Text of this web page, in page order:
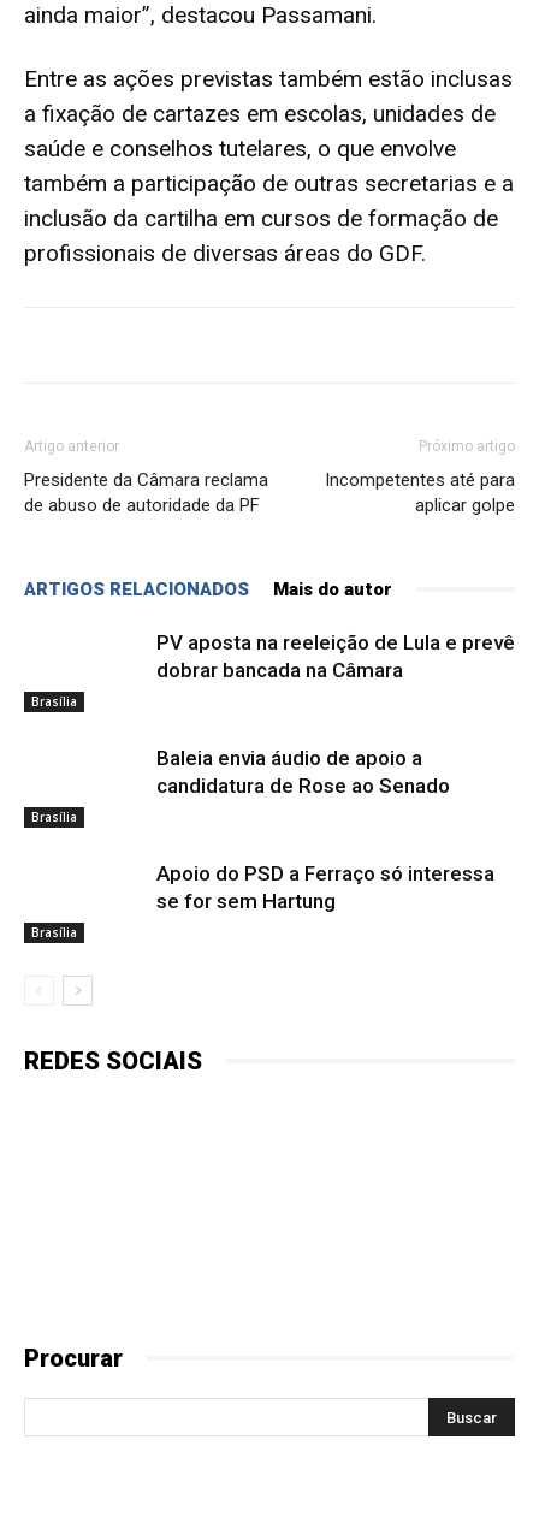
ainda maior”, destacou Passamani.
Entre as ações previstas também estão inclusas
a fixação de cartazes em escolas, unidades de
saúde e conselhos tutelares, o que envolve
também a participação de outras secretarias e a
inclusão da cartilha em cursos de formação de
profissionais de diversas áreas do GDF.
Artigo anterior
Presidente da Câmara reclama
de abuso de autoridade da PF
Próximo artigo
Incompetentes até para
aplicar golpe
ARTIGOS RELACIONADOS Mais do autor
Brasília
PV aposta na reeleição de Lula e prevê
dobrar bancada na Câmara
Brasília
Baleia envia áudio de apoio a
candidatura de Rose ao Senado
Brasília
Apoio do PSD a Ferraço só interessa
se for sem Hartung
REDES SOCIAIS
Procurar